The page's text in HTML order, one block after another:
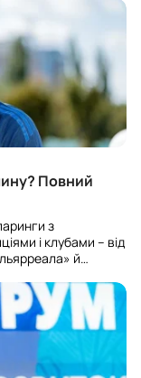
Повний
з
і клубами – від
й